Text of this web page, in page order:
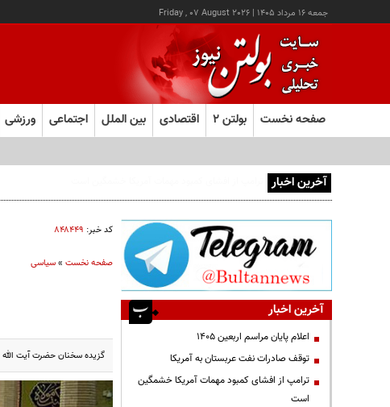
جمعه ۱۶ مرداد ۱۴۰۵ |
Friday , 07 August 2026
صفحه نخست بولتن ۲ اقتصادی بین الملل اجتماعی ورزشی
آخرین اخبار
کد خبر: ۸۴۸۴۴۹
صفحه نخست»سیاسی
گزیده سخنان حضرت آیت
آخرین اخبار
اعلام پایان مراسم اربعین ۱۴۰۵
توقف صادرات نفت عربستان به آمریکا
ترامپ از افشای کمبود مهمات آمریکا خشمگین
است